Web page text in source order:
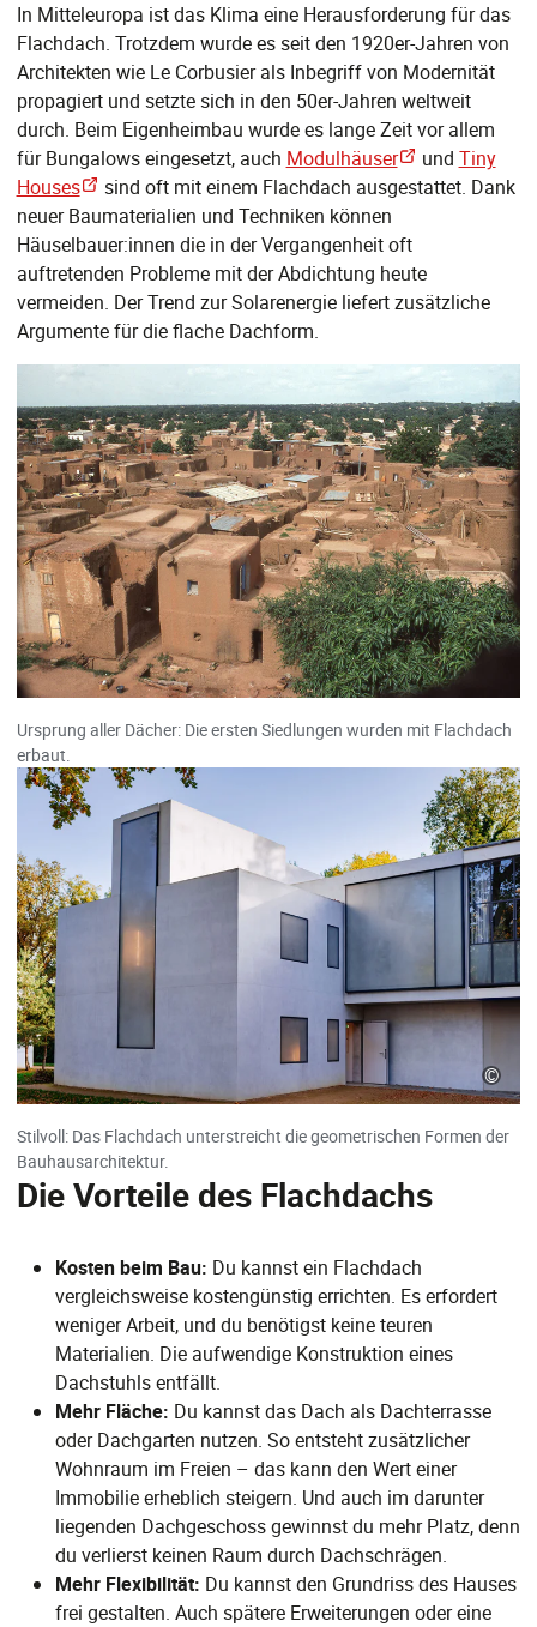
In Mitteleuropa ist das Klima eine Herausforderung für das
Flachdach. Trotzdem wurde es seit den 1920er-Jahren von
Architekten wie Le Corbusier als Inbegriff von Modernität
propagiert und setzte sich in den 50er-Jahren weltweit
durch. Beim Eigenheimbau wurde es lange Zeit vor allem
für Bungalows eingesetzt, auch Modulhäuser und Tiny
Houses
sind oft mit einem Flachdach ausgestattet. Dank
neuer Baumaterialien und Techniken können
Häuselbauer:innen die in der Vergangenheit oft
auftretenden Probleme mit der Abdichtung heute
vermeiden. Der Trend zur Solarenergie liefert zusätzliche
Argumente für die flache Dachform.
Ursprung aller Dächer: Die ersten Siedlungen wurden mit Flachdach
erbaut.
©
Stilvoll: Das Flachdach unterstreicht die geometrischen Formen der
Bauhausarchitektur.
Die Vorteile des Flachdachs
Kosten beim Bau: Du kannst ein Flachdach
vergleichsweise kostengünstig errichten. Es erfordert
weniger Arbeit, und du benötigst keine teuren
Materialien. Die aufwendige Konstruktion eines
Dachstuhls entfällt.
Mehr Fläche: Du kannst das Dach als Dachterrasse
oder Dachgarten nutzen. So entsteht zusätzlicher
Wohnraum im Freien – das kann den Wert einer
Immobilie erheblich steigern. Und auch im darunter
liegenden Dachgeschoss gewinnst du mehr Platz, denn
du verlierst keinen Raum durch Dachschrägen.
Mehr Flexibilität: Du kannst den Grundriss des Hauses
frei gestalten. Auch spätere Erweiterungen oder eine